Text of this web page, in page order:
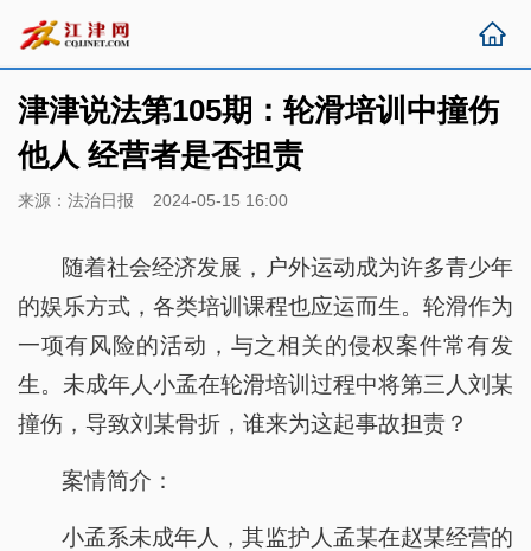
津津说法第105期：轮滑培训中撞伤
他人 经营者是否担责
来源：法治日报 2024-05-15 16:00
随着社会经济发展，户外运动成为许多青少年
的娱乐方式，各类培训课程也应运而生。轮滑作为
一项有风险的活动，与之相关的侵权案件常有发
生。未成年人小孟在轮滑培训过程中将第三人刘某
撞伤，导致刘某骨折，谁来为这起事故担责？
案情简介：
小孟系未成年人，其监护人孟某在赵某经营的